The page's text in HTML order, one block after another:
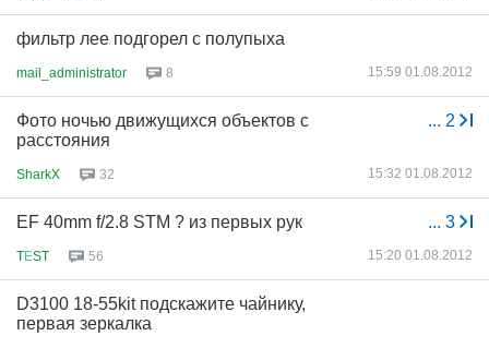
фильтр лее подгорел с полупыха
mail_administrator 8 15:59 01.08.2012
... 2
Фото ночью движущихся объектов с
расстояния
SharkX 32 15:32 01.08.2012
... 3
EF 40mm f/2.8 STM ? из первых рук
TЕST 56 15:20 01.08.2012
D3100 18-55kit подскажите чайнику,
первая зеркалка